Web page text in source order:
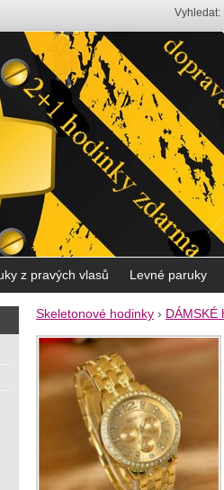
Vyhledat:
z pravých vlasů Levné paruky
Skeletonové hodinky › DÁMSKÉ